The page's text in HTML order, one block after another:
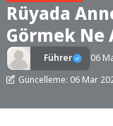
Rüyada
Görmek Ne
Führer
06
Güncelleme: 06 Mar